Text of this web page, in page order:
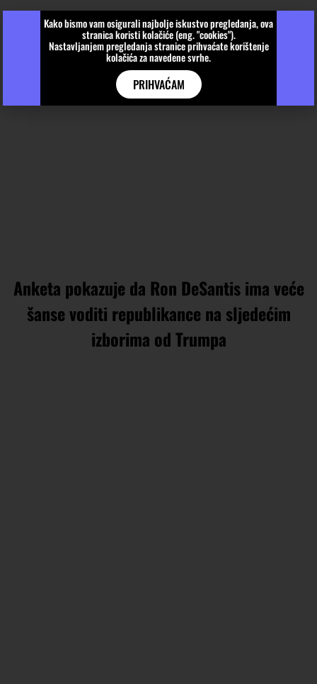
Anketa pokazuje da Ron DeSantis ima veće
šanse voditi republikance na sljedećim
izborima od Trumpa
Kako bismo vam osigurali najbolje iskustvo pregledanja, ova
stranica koristi kolačiće (eng. "cookies").
Nastavljanjem pregledanja stranice prihvaćate korištenje
kolačića za navedene svrhe.
PRIHVAĆAM